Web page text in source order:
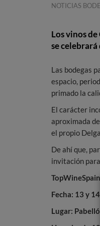
NOTICIAS
Los vinos
se
Las bodegas
espacio,
primado la
El carácter
aproximada
el propio
De ahí que,
invitación
Fecha: 13 y
Lugar: